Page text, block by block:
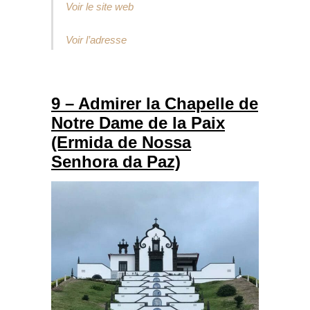
Voir le site web
Voir l’adresse
9 – Admirer la Chapelle de
Notre Dame de la Paix
(Ermida de Nossa
Senhora da Paz)